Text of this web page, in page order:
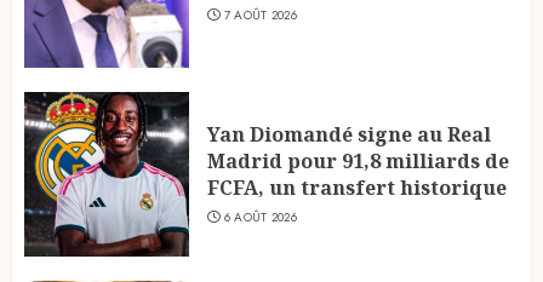
7 AOÛT 2026
Yan Diomandé signe au Real
Madrid pour 91,8 milliards de
FCFA, un transfert historique
6 AOÛT 2026